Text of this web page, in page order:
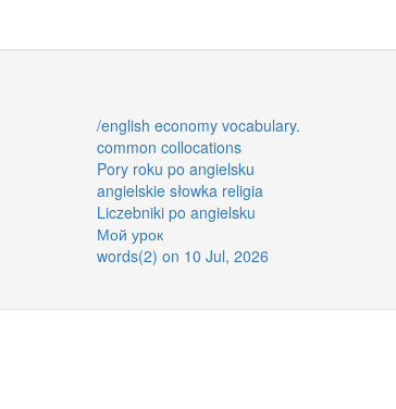
/english economy vocabulary.
common collocations
Pory roku po angielsku
angielskie słowka religia
Liczebniki po angielsku
Мой урок
words(2) on 10 Jul, 2026